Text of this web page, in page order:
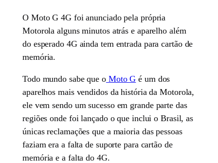
O Moto G 4G foi anunciado pela própria
Motorola alguns minutos atrás e aparelho além
do esperado 4G ainda tem entrada para cartão de
memória.
Todo mundo sabe que oMoto G é um dos
aparelhos mais vendidos da história da Motorola,
ele vem sendo um sucesso em grande parte das
regiões onde foi lançado o que inclui o Brasil, as
únicas reclamações que a maioria das pessoas
faziam era a falta de suporte para cartão de
memória e a falta do 4G.